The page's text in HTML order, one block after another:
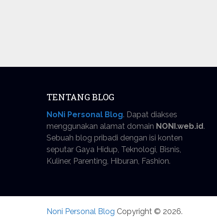
TENTANG BLOG
NoNi Personal Blog. Dapat diakses
menggunakan alamat domain NONI.web.id.
Sebuah blog pribadi dengan isi konten
seputar Gaya Hidup, Teknologi, Bisnis,
Kuliner, Parenting, Hiburan, Fashion.
Noni Personal Blog Copyright © 2026.